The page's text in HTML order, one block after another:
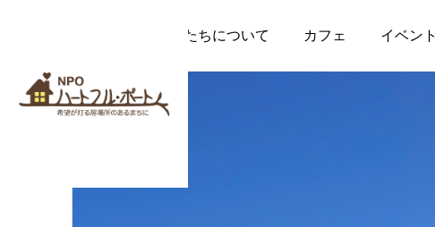
私たちについて カフェ イベント